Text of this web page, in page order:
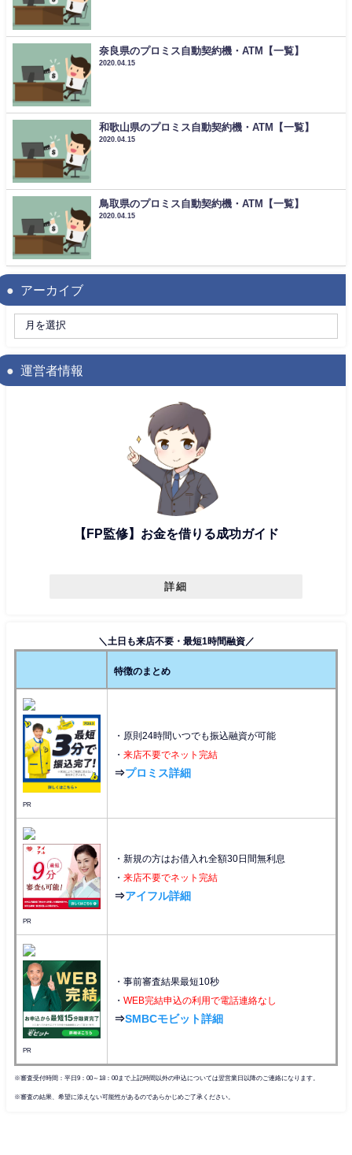
奈良県のプロミス自動契約機・ATM【一覧】
2020.04.15
和歌山県のプロミス自動契約機・ATM【一覧】
2020.04.15
鳥取県のプロミス自動契約機・ATM【一覧】
2020.04.15
アーカイブ
運営者情報
【FP監修】お金を借りる成功ガイド
詳細
＼土日も来店不要・最短1時間融資／
特徴のまとめ
PR
・原則24時間いつでも振込融資が可能
・ 来店不要でネット完結
⇒プロミス詳細
PR
・新規の方はお借入れ全額30日間無利息
・ 来店不要でネット完結
⇒アイフル詳細
PR
・事前審査結果最短10秒
・ WEB完結申込の利用で電話連絡なし
⇒SMBCモビット詳細
※審査受付時間：平日9：00～18：00まで上記時間以外の申込については翌営業日以降のご連絡になります。
※審査の結果、希望に添えない可能性があるのであらかじめご了承ください。